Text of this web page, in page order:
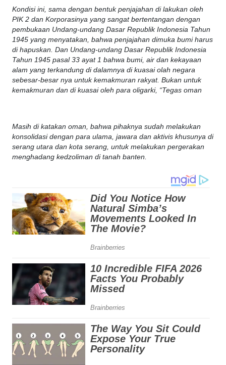
Kondisi ini, sama dengan bentuk penjajahan di lakukan oleh
PIK 2 dan Korporasinya yang sangat bertentangan dengan
pembukaan Undang-undang Dasar Republik Indonesia Tahun
1945 yang menyatakan, bahwa penjajahan dimuka bumi harus
di hapuskan. Dan Undang-undang Dasar Republik Indonesia
Tahun 1945 pasal 33 ayat 1 bahwa bumi, air dan kekayaan
alam yang terkandung di dalamnya di kuasai olah negara
sebesar-besar nya untuk kemakmuran rakyat. Bukan untuk
kemakmuran dan di kuasai oleh para oligarki, “Tegas oman
Masih di katakan oman, bahwa pihaknya sudah melakukan
konsolidasi dengan para ulama, jawara dan aktivis khusunya di
serang utara dan kota serang, untuk melakukan pergerakan
menghadang kedzoliman di tanah banten.